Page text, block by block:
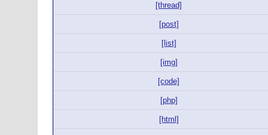
[thread]
[post]
[list]
[img]
[code]
[php]
[html]